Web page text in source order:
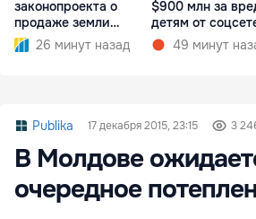
законопроекта о
продаже земли
иностранцам
26 минут назад
$900 млн за
детям от
49 минут
Publika 17 декабря 2015, 23:15 3
В Молдове
очередное